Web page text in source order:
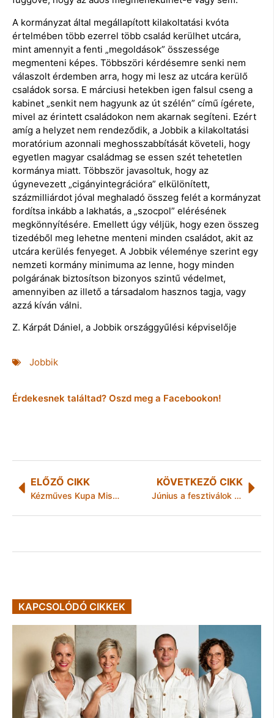
A kormányzat által megállapított kilakoltatási kvóta
értelmében több ezerrel több család kerülhet utcára,
mint amennyit a fenti „megoldások” összessége
megmenteni képes. Többszöri kérdésemre senki nem
válaszolt érdemben arra, hogy mi lesz az utcára kerülő
családok sorsa. E márciusi hetekben igen falsul cseng a
kabinet „senkit nem hagyunk az út szélén” című ígérete,
mivel az érintett családokon nem akarnak segíteni. Ezért
amíg a helyzet nem rendeződik, a Jobbik a kilakoltatási
moratórium azonnali meghosszabbítását követeli, hogy
egyetlen magyar családmag se essen szét tehetetlen
kormánya miatt. Többször javasoltuk, hogy az
úgynevezett „cigányintegrációra” elkülönített,
százmilliárdot jóval meghaladó összeg felét a kormányzat
fordítsa inkább a lakhatás, a „szocpol” elérésének
megkönnyítésére. Emellett úgy véljük, hogy ezen összeg
tizedéből meg lehetne menteni minden családot, akit az
utcára kerülés fenyeget. A Jobbik véleménye szerint egy
nemzeti kormány minimuma az lenne, hogy minden
polgárának biztosítson bizonyos szintű védelmet,
amennyiben az illető a társadalom hasznos tagja, vagy
azzá kíván válni.
Z. Kárpát Dániel, a Jobbik országgyűlési képviselője
Jobbik
Érdekesnek találtad? Oszd meg a Facebookon!
ELŐZŐ CIKK
Kézműves Kupa Miskolcon
KÖVETKEZŐ CIKK
Június a fesztiválok hónapja a Diósgyőri Várban
KAPCSOLÓDÓ CIKKEK